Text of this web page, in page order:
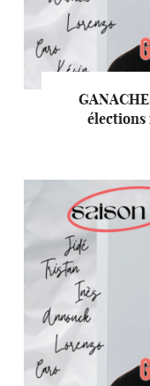
élections